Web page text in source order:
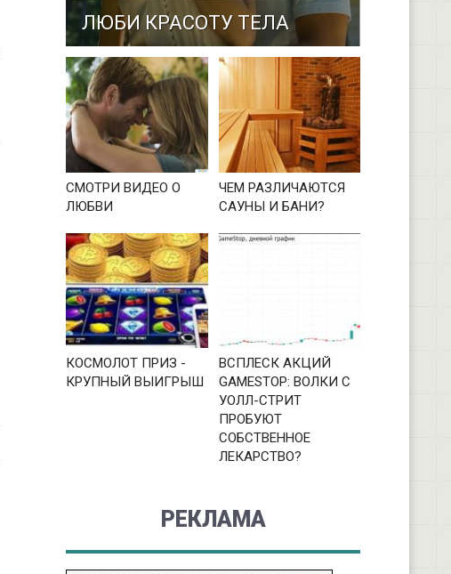
ЛЮБИ КРАСОТУ ТЕЛА
СМОТРИ ВИДЕО О
ЛЮБВИ
ЧЕМ РАЗЛИЧАЮТСЯ
САУНЫ И БАНИ?
КОСМОЛОТ ПРИЗ -
КРУПНЫЙ ВЫИГРЫШ
ВСПЛЕСК АКЦИЙ
GAMESTOP: ВОЛКИ С
УОЛЛ-СТРИТ
ПРОБУЮТ
СОБСТВЕННОЕ
ЛЕКАРСТВО?
РЕКЛАМА